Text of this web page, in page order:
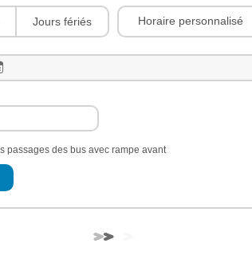
Jours fériés Horaire personnalisé
passages des bus avec rampe avant